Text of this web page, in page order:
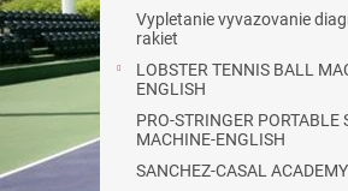
Vypletanie vyvazovanie
rakiet
LOBSTER TENNIS BALL
ENGLISH
PRO-STRINGER PORTABLE
MACHINE-ENGLISH
SANCHEZ-CASAL ACADEMY